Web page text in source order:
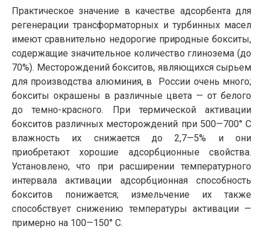
Практическое значение в качестве адсорбента для
регенерации трансформаторных и турбинных масел
имеют сравнительно недорогие природные бокситы,
содержащие значительное количество глинозема (до
70%). Месторождений бокситов, являющихся сырьем
для производства алюминия, в России очень много;
бокситы окрашены в различные цвета — от белого
до темно-красного. При термической активации
бокситов различных месторождений при 500—700° С
влажность их снижается до 2,7—5% и они
приобретают хорошие адсорбционные свойства.
Установлено, что при расширении температурного
интервала активации адсорбционная способность
бокситов понижается; измельчение их также
способствует снижению температуры активации —
примерно на 100—150° С.